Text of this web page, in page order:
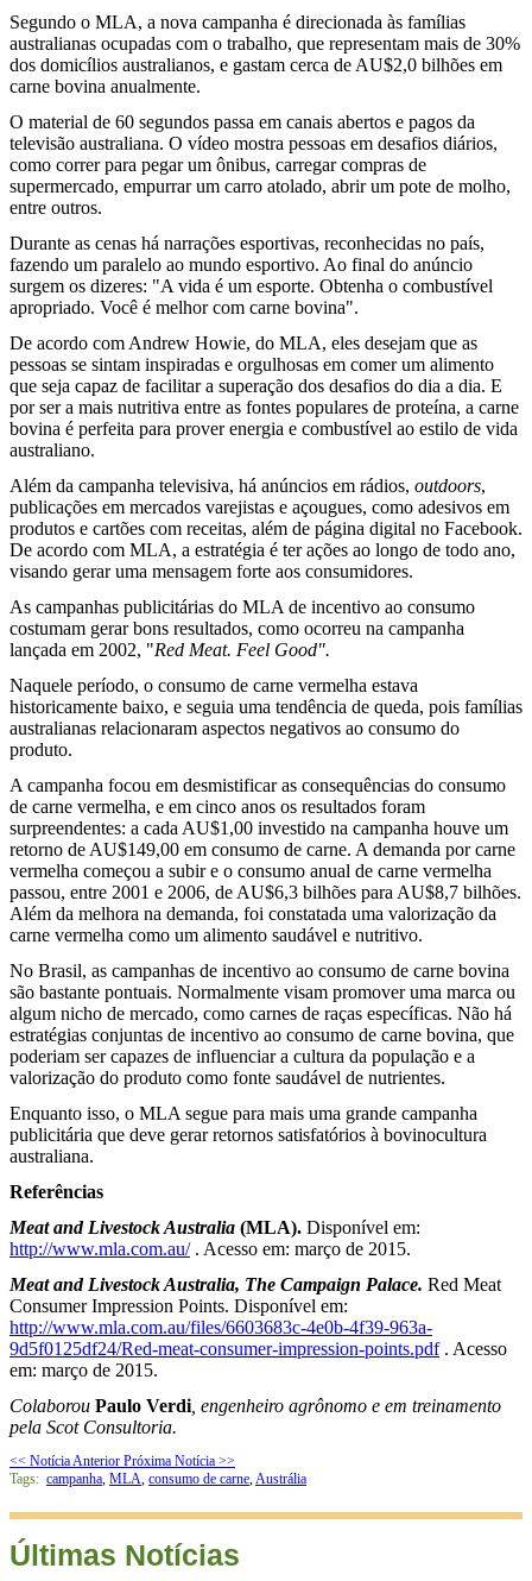
Segundo o MLA, a nova campanha é direcionada às famílias
australianas ocupadas com o trabalho, que representam mais de 30%
dos domicílios australianos, e gastam cerca de AU$2,0 bilhões em
carne bovina anualmente.
O material de 60 segundos passa em canais abertos e pagos da
televisão australiana. O vídeo mostra pessoas em desafios diários,
como correr para pegar um ônibus, carregar compras de
supermercado, empurrar um carro atolado, abrir um pote de molho,
entre outros.
Durante as cenas há narrações esportivas, reconhecidas no país,
fazendo um paralelo ao mundo esportivo. Ao final do anúncio
surgem os dizeres: "A vida é um esporte. Obtenha o combustível
apropriado. Você é melhor com carne bovina".
De acordo com Andrew Howie, do MLA, eles desejam que as
pessoas se sintam inspiradas e orgulhosas em comer um alimento
que seja capaz de facilitar a superação dos desafios do dia a dia. E
por ser a mais nutritiva entre as fontes populares de proteína, a carne
bovina é perfeita para prover energia e combustível ao estilo de vida
australiano.
Além da campanha televisiva, há anúncios em rádios, outdoors,
publicações em mercados varejistas e açougues, como adesivos em
produtos e cartões com receitas, além de página digital no Facebook.
De acordo com MLA, a estratégia é ter ações ao longo de todo ano,
visando gerar uma mensagem forte aos consumidores.
As campanhas publicitárias do MLA de incentivo ao consumo
costumam gerar bons resultados, como ocorreu na campanha
lançada em 2002, "Red Meat. Feel Good".
Naquele período, o consumo de carne vermelha estava
historicamente baixo, e seguia uma tendência de queda, pois famílias
australianas relacionaram aspectos negativos ao consumo do
produto.
A campanha focou em desmistificar as consequências do consumo
de carne vermelha, e em cinco anos os resultados foram
surpreendentes: a cada AU$1,00 investido na campanha houve um
retorno de AU$149,00 em consumo de carne. A demanda por carne
vermelha começou a subir e o consumo anual de carne vermelha
passou, entre 2001 e 2006, de AU$6,3 bilhões para AU$8,7 bilhões.
Além da melhora na demanda, foi constatada uma valorização da
carne vermelha como um alimento saudável e nutritivo.
No Brasil, as campanhas de incentivo ao consumo de carne bovina
são bastante pontuais. Normalmente visam promover uma marca ou
algum nicho de mercado, como carnes de raças específicas. Não há
estratégias conjuntas de incentivo ao consumo de carne bovina, que
poderiam ser capazes de influenciar a cultura da população e a
valorização do produto como fonte saudável de nutrientes.
Enquanto isso, o MLA segue para mais uma grande campanha
publicitária que deve gerar retornos satisfatórios à bovinocultura
australiana.
Referências
Meat and Livestock Australia (MLA). Disponível em:
http://www.mla.com.au/. Acesso em: março de 2015.
Meat and Livestock Australia, The Campaign Palace. Red Meat
Consumer Impression Points. Disponível em:
http://www.mla.com.au/files/6603683c-4e0b-4f39-963a-
9d5f0125df24/Red-meat-consumer-impression-points.pdf. Acesso
em: março de 2015.
Colaborou Paulo Verdi , engenheiro agrônomo e em treinamento
pela Scot Consultoria.
<< Notícia Anterior Próxima Notícia >>
Tags: campanha, MLA, consumo de carne,Austrália
Últimas Notícias